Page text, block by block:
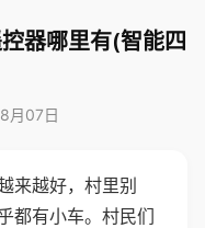
器哪里有(智能四
月07日
来越好，村里别
都有小车。村民们